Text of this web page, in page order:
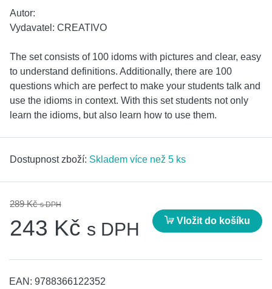
Autor:
Vydavatel: CREATIVO
The set consists of 100 idoms with pictures and clear, easy
to understand definitions. Additionally, there are 100
questions which are perfect to make your students talk and
use the idioms in context. With this set students not only
learn the idioms, but also learn how to use them.
Dostupnost zboží: Skladem více než 5 ks
289 Kčs DPH
243 Kč s DPH Vložit do košíku
EAN: 9788366122352